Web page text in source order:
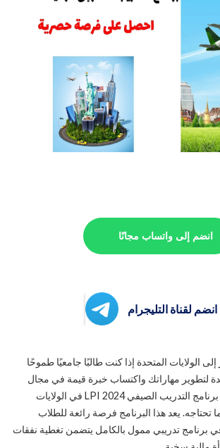
انضم إلى واتساب مجانًا
انضم لقناة التليجرام
الولايات المتحدة إذا كنت طالبًا جامعيًا طموحًا
لتطوير مهاراتك واكتساب خبرة قيمة في مجال
العلوم والهندسة، فإن برنامج التدريب الصيفي LPI 2024 في الولايات
تحتاجه. يعد هذا البرنامج فرصة رائعة للطلاب
برنامج تدريبي ممول بالكامل يتضمن تغطية نفقات